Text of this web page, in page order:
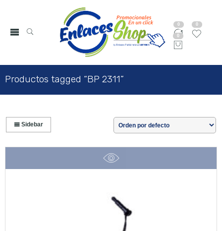
0 0
0
Productos tagged “BP 2311”
Sidebar